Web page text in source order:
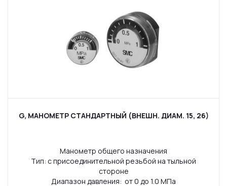
G, МАНОМЕТР СТАНДАРТНЫЙ (ВНЕШН. ДИАМ. 15, 26)
Манометр общего назначения
Тип: с присоединительной резьбой на тыльной
стороне
Диапазон давления: от 0 до 1.0 МПа